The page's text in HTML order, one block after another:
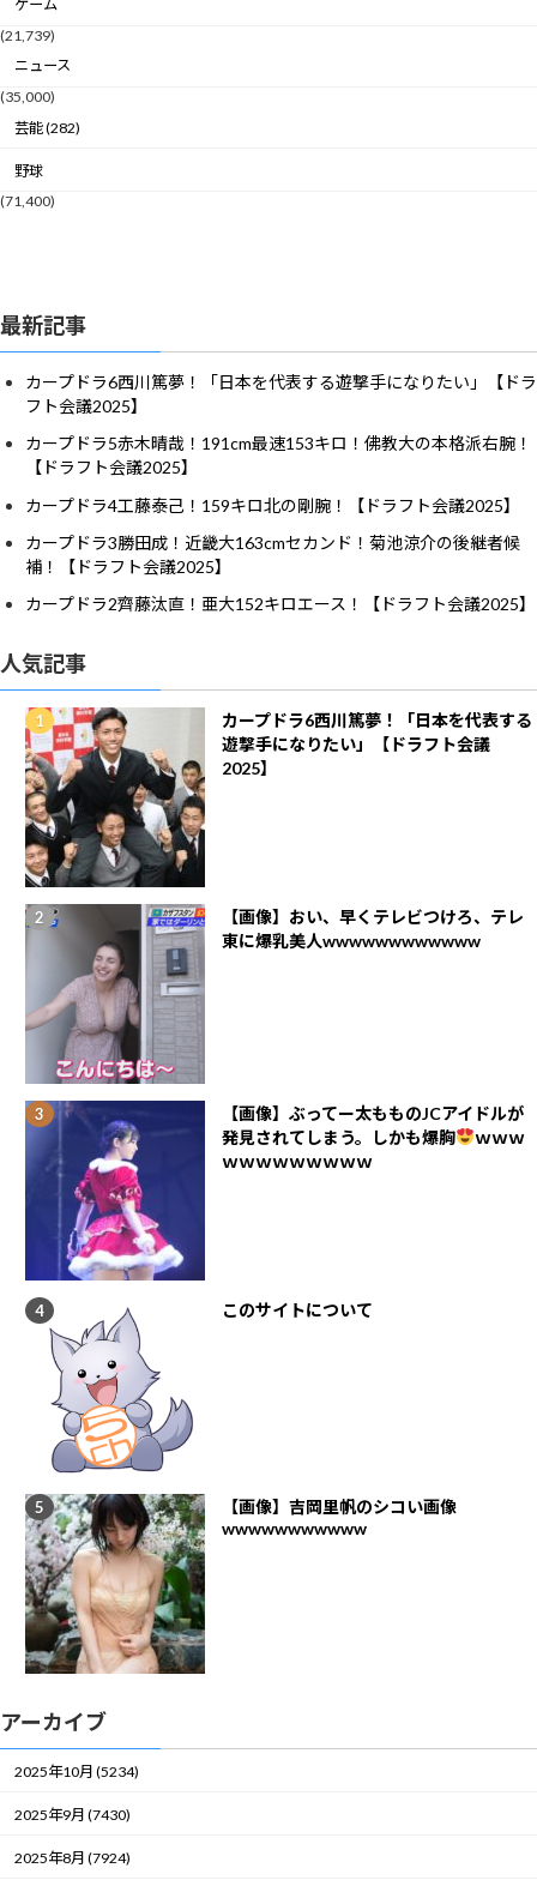
ゲーム
(21,739)
ニュース
(35,000)
芸能 (282)
野球
(71,400)
最新記事
カープドラ6西川篤夢！「日本を代表する遊撃手になりたい」【ドラ
フト会議2025】
カープドラ5赤木晴哉！191cm最速153キロ！佛教大の本格派右腕！
【ドラフト会議2025】
カープドラ4工藤泰己！159キロ北の剛腕！【ドラフト会議2025】
カープドラ3勝田成！近畿大163cmセカンド！菊池涼介の後継者候
補！【ドラフト会議2025】
カープドラ2齊藤汰直！亜大152キロエース！【ドラフト会議2025】
人気記事
カープドラ6西川篤夢！「日本を代表する
遊撃手になりたい」【ドラフト会議
2025】
【画像】おい、早くテレビつけろ、テレ
東に爆乳美人wwwwwwwwwwww
【画像】ぶってー太もものJCアイドルが
発見されてしまう。しかも爆胸
ｗｗｗ
ｗｗｗｗｗｗｗｗｗ
このサイトについて
【画像】吉岡里帆のシコい画像
wwwwwwwwwww
アーカイブ
2025年10月 (5234)
2025年9月 (7430)
2025年8月 (7924)